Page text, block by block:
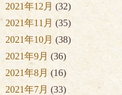
2021年12月 (32)
2021年11月 (35)
2021年10月 (38)
2021年9月 (36)
2021年8月 (16)
2021年7月 (33)